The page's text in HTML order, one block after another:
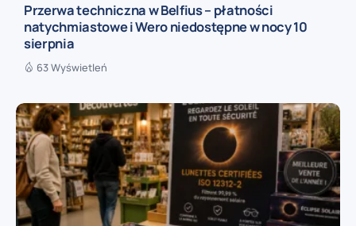
Przerwa techniczna w Belfius – płatności
natychmiastowe i Wero niedostępne w nocy 10
sierpnia
63 Wyświetleń